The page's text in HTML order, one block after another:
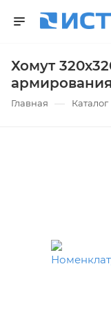
Хомут
Главная — Каталог